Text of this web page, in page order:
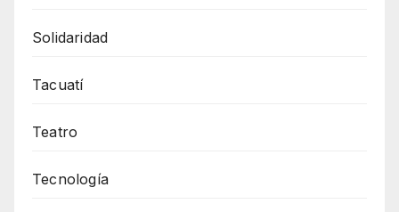
Solidaridad
Tacuatí
Teatro
Tecnología